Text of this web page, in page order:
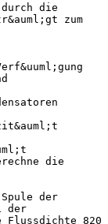
die
zum
die
der
der
Flussdichte 820